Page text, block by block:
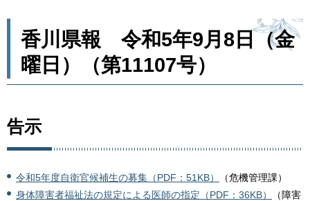
香川県報 令和5年9月8日（金
曜日）（第11107号）
告示
令和5年度自衛官候補生の募集（PDF：51KB）
（危機管理課）
身体障害者福祉法の規定による医師の指定（PDF：36KB）
（障害